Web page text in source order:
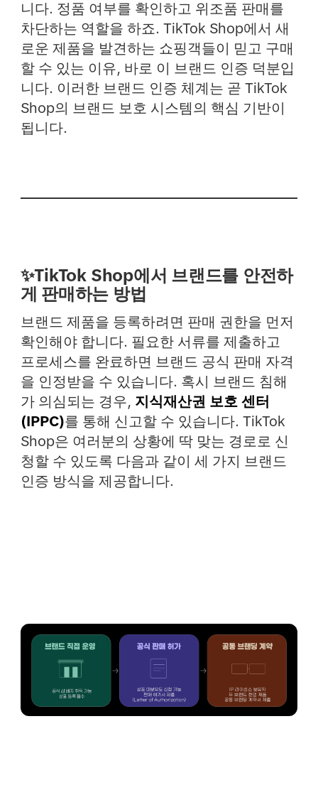
니다. 정품 여부를 확인하고 위조품 판매를
차단하는 역할을 하죠. TikTok Shop에서 새
로운 제품을 발견하는 쇼핑객들이 믿고 구매
할 수 있는 이유, 바로 이 브랜드 인증 덕분입
니다. 이러한 브랜드 인증 체계는 곧 TikTok
Shop의 브랜드 보호 시스템의 핵심 기반이
됩니다.
✨TikTok Shop에서 브랜드를 안전하
게 판매하는 방법
브랜드 제품을 등록하려면 판매 권한을 먼저
확인해야 합니다. 필요한 서류를 제출하고
프로세스를 완료하면 브랜드 공식 판매 자격
을 인정받을 수 있습니다. 혹시 브랜드 침해
가 의심되는 경우, 지식재산권 보호 센터
(IPPC)를 통해 신고할 수 있습니다. TikTok
Shop은 여러분의 상황에 딱 맞는 경로로 신
청할 수 있도록 다음과 같이 세 가지 브랜드
인증 방식을 제공합니다.